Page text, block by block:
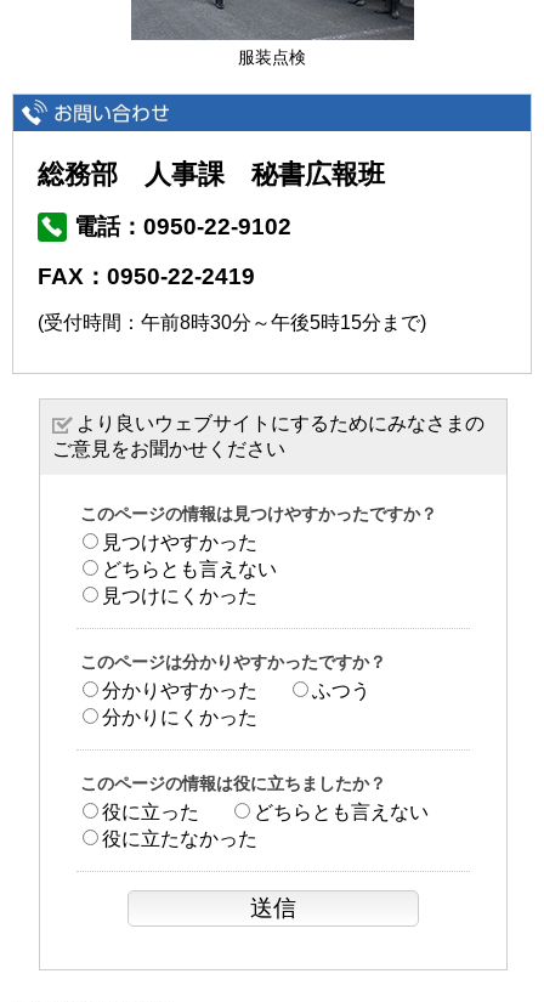
服装点検
総務部 人事課 秘書広報班
電話：0950-22-9102
FAX：0950-22-2419
(受付時間：午前8時30分～午後5時15分まで)
より良いウェブサイトにするためにみなさまの
ご意見をお聞かせください
このページの情報は見つけやすかったですか？
見つけやすかった
どちらとも言えない
見つけにくかった
このページは分かりやすかったですか？
分かりやすかった
ふつう
分かりにくかった
このページの情報は役に立ちましたか？
役に立った
どちらとも言えない
役に立たなかった